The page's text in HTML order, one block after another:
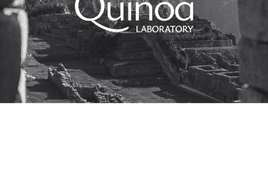
Popped quinoa retains the excellent nutritional profile
of regular quinoa. It is a complete protein, containing
all the essential amino acids. It is also a good source of
fiber, minerals like iron, magnesium, phosphorus, and
B vitamins.